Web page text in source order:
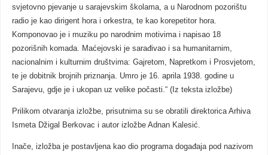
svjetovno pjevanje u sarajevskim školama, a u Narodnom pozorištu
radio je kao dirigent hora i orkestra, te kao korepetitor hora.
Komponovao je i muziku po narodnim motivima i napisao 18
pozorišnih komada. Maćejovski je sarađivao i sa humanitarnim,
nacionalnim i kulturnim društvima: Gajretom, Napretkom i Prosvjetom,
te je dobitnik brojnih priznanja. Umro je 16. aprila 1938. godine u
Sarajevu, gdje je i ukopan uz velike počasti.“ (Iz teksta izložbe)
Prilikom otvaranja izložbe, prisutnima su se obratili direktorica Arhiva
Ismeta Džigal Berkovac i autor izložbe Adnan Kalesić.
Inače, izložba je postavljena kao dio programa događaja pod nazivom